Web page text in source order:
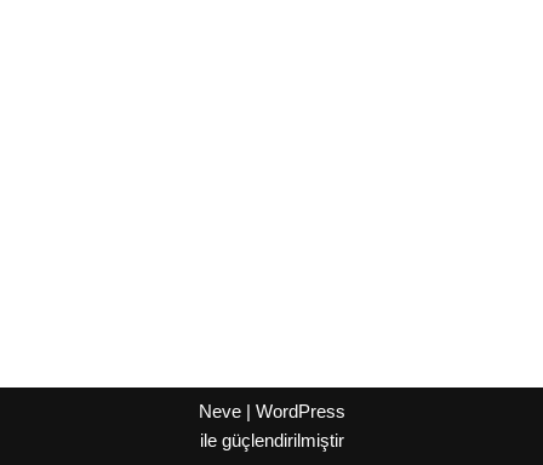
Neve| WordPress
ile güçlendirilmiştir